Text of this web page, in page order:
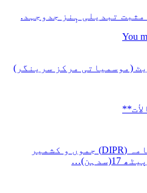
تبدیلی ہٕنز جدوجہد.
You
(موسمیاتی مرکز سرینگر)
محکمہ اطلاعات و رابطہ عامہ (DIPR) جموں و کشمیر